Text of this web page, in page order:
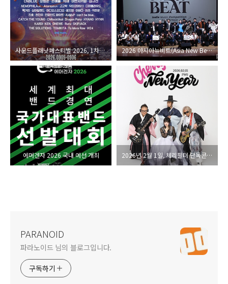
사운드플래닛페스티벌 2026, 1차라인업 공개 2026 아시아뉴비트(Asia New Beat) 아시아 독립 음악대회 한국결선 성료!! 우승 니바이(NIBUY), 준우승 레드씨(RED C)
에머겐자 2026 국내 예선 개최 2026년 2월 1일, 체리필터 단독콘서트 ‘Cherry New Year’ 개최
PARANOID
파라노이드 님의 블로그입니다.
구독하기